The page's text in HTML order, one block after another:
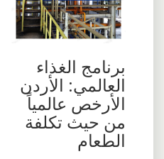
برنامج الغذاء
العالمي: الأردن
الأرخص عالمياً
من حيث تكلفة
الطعام